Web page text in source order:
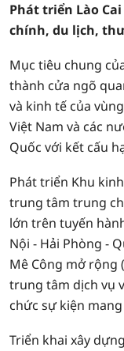
Phát triển Lào
chính, du lịch,
Mục tiêu chung
thành cửa ngõ
và kinh tế của
Việt Nam và các
Quốc với kết cấu
Phát triển Khu
trung tâm trung
lớn trên tuyến
Nội - Hải Phòng -
Mê Công mở rộng
trung tâm dịch vụ
chức sự kiện
Triển khai xây